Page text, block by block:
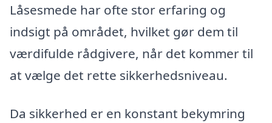
Låsesmede har ofte stor erfaring og
indsigt på området, hvilket gør dem til
værdifulde rådgivere, når det kommer til
at vælge det rette sikkerhedsniveau.
Da sikkerhed er en konstant bekymring